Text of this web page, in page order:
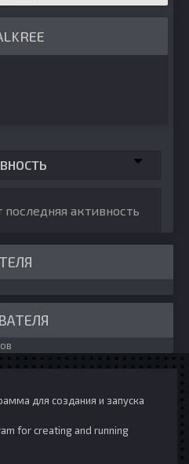
активность
для создания и запуска
for creating and running